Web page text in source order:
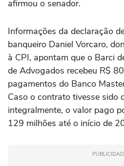
afirmou o senador.
Informações da declaração
banqueiro Daniel Vorcaro,
à CPI, apontam que o Barci
de Advogados recebeu R$
pagamentos do Banco
Caso o contrato tivesse sido
integralmente, o valor pago
129 milhões até o início de